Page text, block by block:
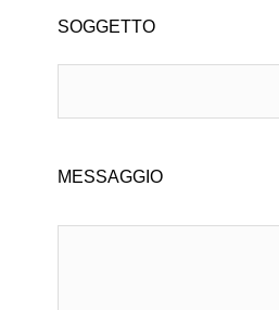
SOGGETTO
MESSAGGIO